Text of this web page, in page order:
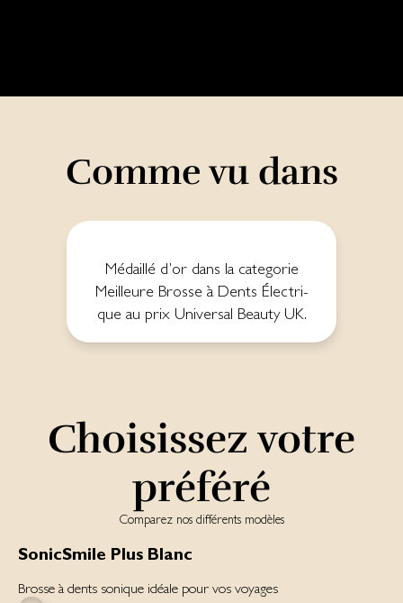
Comme vu dans
Mé­daillé d’or dans la ca­te­go­rie
Mei­lleu­re Bros­se à Dents Élec­tri­
que au prix Uni­ver­sal Beau­ty UK.
Choisissez votre
préféré
Comparez nos différents modèles
SonicSmile Plus Blanc
Brosse à dents sonique idéale pour vos voyages